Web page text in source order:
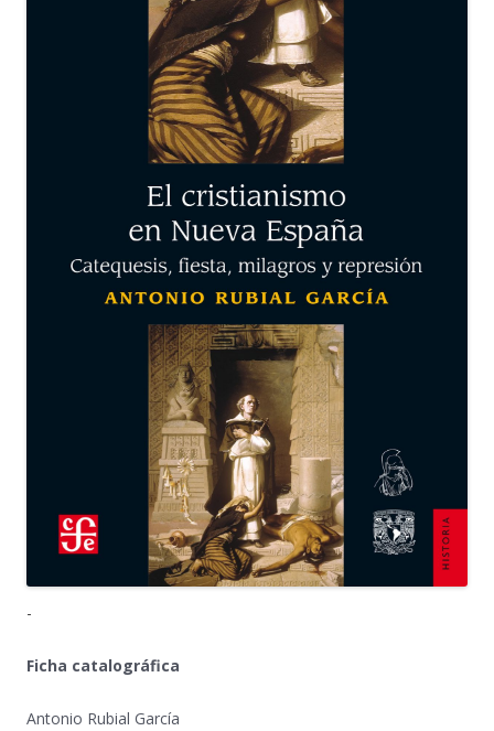
-
Ficha catalográfica
Antonio Rubial García